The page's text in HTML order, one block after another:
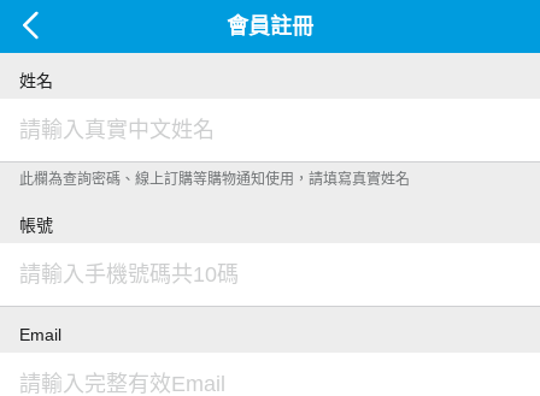
會員註冊
姓名
此欄為查詢密碼、線上訂購等購物通知使用，請填寫真實姓名
帳號
Email